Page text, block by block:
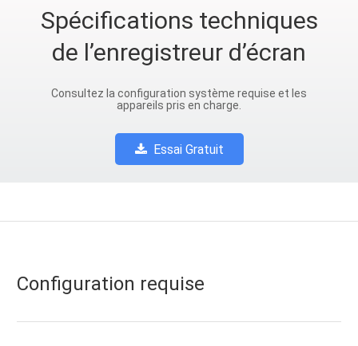
Spécifications techniques
de l’enregistreur d’écran
Consultez la configuration système requise et les
appareils pris en charge.
Essai Gratuit
Configuration requise